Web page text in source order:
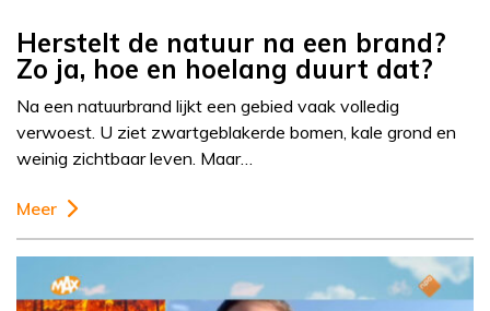
Herstelt de natuur na een brand?
Zo ja, hoe en hoelang duurt dat?
Na een natuurbrand lijkt een gebied vaak volledig
verwoest. U ziet zwartgeblakerde bomen, kale grond en
weinig zichtbaar leven. Maar…
Meer